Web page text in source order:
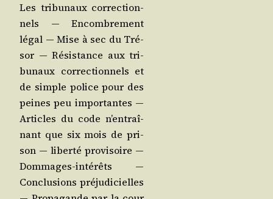
Les tri­bu­naux cor­rec­tion­
nels ― Encom­bre­ment
légal ― Mise à sec du Tré­
sor ― Résis­tance aux tri­
bu­naux cor­rec­tion­nels et
de simple police pour des
peines peu impor­tantes ―
Articles du code n’en­traî­
nant que six mois de pri­
son ― liber­té pro­vi­soire ―
Dom­mages-inté­rêts ―
Conclu­sions pré­ju­di­cielles